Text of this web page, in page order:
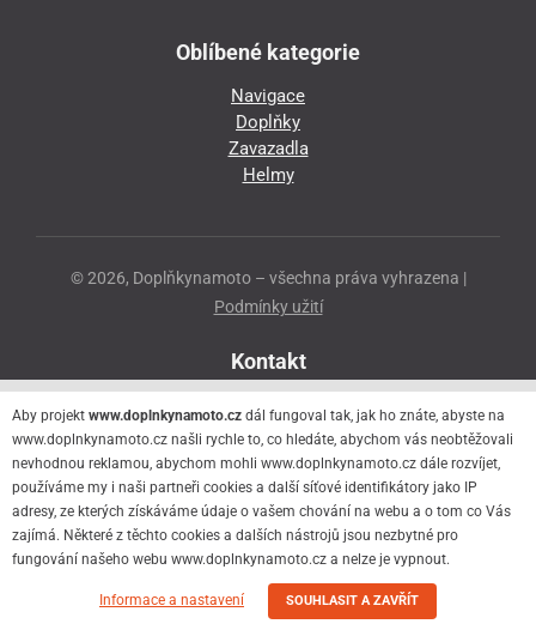
Oblíbené kategorie
Navigace
Doplňky
Zavazadla
Helmy
© 2026, Doplňkynamoto – všechna práva vyhrazena |
Podmínky užití
Kontakt
Přeloučská 86
530 06 Pardubice - Staré Čivice
776 056 073
motorider.rf@seznam.cz
Aby projekt www.doplnkynamoto.cz dál fungoval tak, jak ho znáte, abyste na
www.doplnkynamoto.cz našli rychle to, co hledáte, abychom vás neobtěžovali
nevhodnou reklamou, abychom mohli www.doplnkynamoto.cz dále rozvíjet,
používáme my i naši partneři cookies a další síťové identifikátory jako IP
adresy, ze kterých získáváme údaje o vašem chování na webu a o tom co Vás
zajímá. Některé z těchto cookies a dalších nástrojů jsou nezbytné pro
fungování našeho webu www.doplnkynamoto.cz a nelze je vypnout.
Informace a nastavení SOUHLASIT A ZAVŘÍT